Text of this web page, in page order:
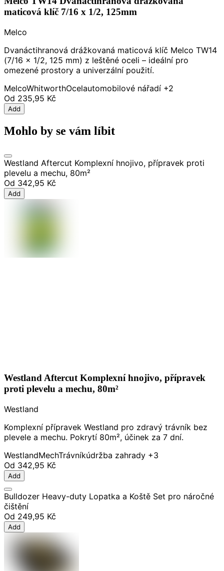
maticová klíč 7/16 x 1/2, 125mm
Melco
Dvanáctihranová drážkovaná maticová klíč Melco TW14
(7/16 x 1/2, 125 mm) z leštěné oceli – ideální pro
omezené prostory a univerzální použití.
MelcoWhitworthOcelautomobilové nářadí +2
Od 235,95 Kč
Add
Mohlo by se vám líbit
Westland Aftercut Komplexní hnojivo, přípravek proti
plevelu a mechu, 80m²
Od 342,95 Kč
Add
Westland Aftercut Komplexní hnojivo, přípravek
proti plevelu a mechu, 80m²
Westland
Komplexní přípravek Westland pro zdravý trávník bez
plevele a mechu. Pokrytí 80m², účinek za 7 dní.
WestlandMechTrávníkúdržba zahrady +3
Od 342,95 Kč
Add
Bulldozer Heavy-duty Lopatka a Koště Set pro náročné
čištění
Od 249,95 Kč
Add